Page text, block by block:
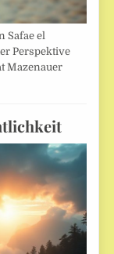
Safae el
Perspektive
Mazenauer